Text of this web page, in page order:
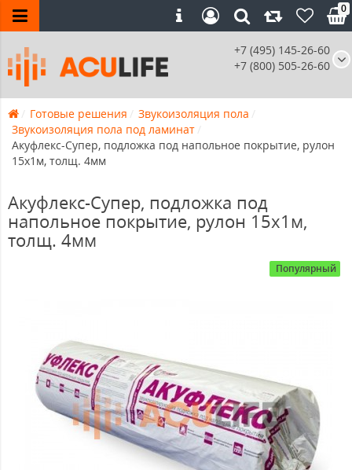
+7 (495) 145-26-60
+7 (800) 505-26-60
0
Готовые решения
Звукоизоляция пола
Звукоизоляция пола под ламинат
Акуфлекс-Супер, подложка под напольное покрытие, рулон
15х1м, толщ. 4мм
Акуфлекс-Супер, подложка под
напольное покрытие, рулон 15х1м,
толщ. 4мм
Популярный